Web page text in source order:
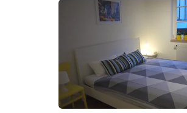
shortcuts
for
changing
dates.